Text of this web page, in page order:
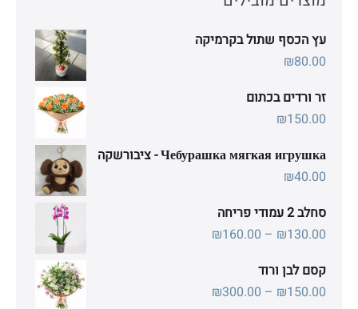
עץ הכסף שתול בקרמיקה
₪80.00
זר ורדים בכתום
₪150.00
Чебурашка мягкая игрушка - ציבורשקה
₪40.00
סחלב 2 עמודי פריחה
₪130.00
–
₪160.00 טווח
עד
קסם לבן ורוד
₪150.00
–
₪300.00 טווח